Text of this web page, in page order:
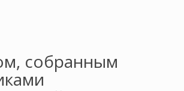
собранным